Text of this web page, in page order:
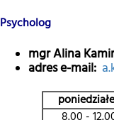
Psycholog
mgr Alina
adres e-mail: